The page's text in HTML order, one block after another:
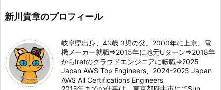
新川貴章のプロフィール
岐阜県出身、43歳 3児の父。2000年に上京、電
機メーカー就職⇒2015年に地元Uターン⇒2018年
からIretのクラウドエンジニアに転職⇒2025
Japan AWS Top Engineers、2024-2025 Japan
AWS All Certifications Engineers
2015年までの仕事は、東京都府中市にてSun